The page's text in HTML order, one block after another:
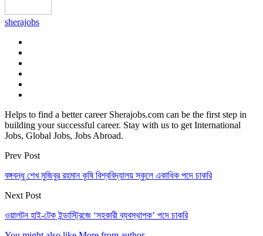
sherajobs
Helps to find a better career Sherajobs.com can be the first step in
building your successful career. Stay with us to get International
Jobs, Global Jobs, Jobs Abroad.
Prev Post
বঙ্গবন্ধু শেখ মুজিবুর রহমান কৃষি বিশ্ববিদ্যালয় স্কুলে একাধিক পদে চাকরি
Next Post
ওয়ালটন হাই-টেক ইন্ডাস্ট্রিজে ‘সহকারী ব্যবস্থাপক’ পদে চাকরি